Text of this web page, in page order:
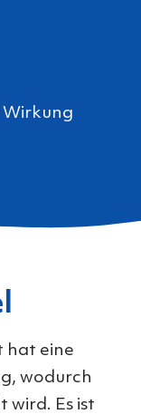
Wirkung
hat eine
wodurch
wird. Es ist